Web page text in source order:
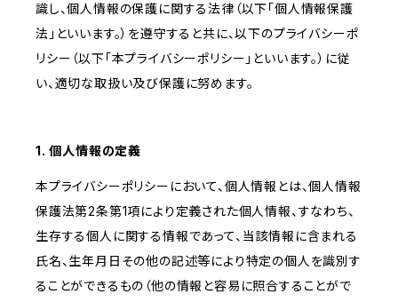
識し、個人情報の保護に関する法律（以下「個人情報保護
法」といいます。）を遵守すると共に、以下のプライバシーポ
リシー（以下「本プライバシーポリシー」といいます。）に従
い、適切な取扱い及び保護に努めます。
1. 個人情報の定義
本プライバシーポリシーにおいて、個人情報とは、個人情報
保護法第2条第1項により定義された個人情報、すなわち、
生存する個人に関する情報であって、当該情報に含まれる
氏名、生年月日その他の記述等により特定の個人を識別す
ることができるもの（他の情報と容易に照合することがで